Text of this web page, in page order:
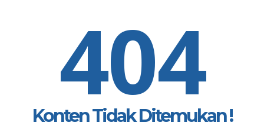
404
Konten Tidak Ditemukan !